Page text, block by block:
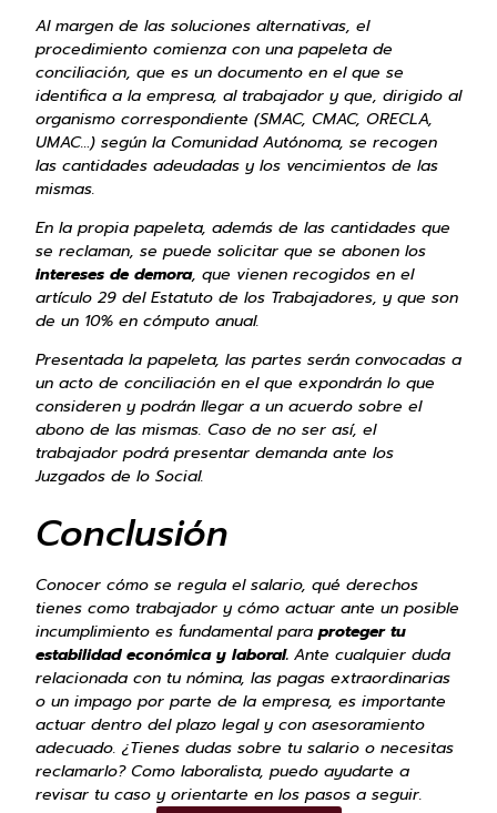
Al margen de las soluciones alternativas, el
procedimiento comienza con una papeleta de
conciliación, que es un documento en el que se
identifica a la empresa, al trabajador y que, dirigido al
organismo correspondiente (SMAC, CMAC, ORECLA,
UMAC…) según la Comunidad Autónoma, se recogen
las cantidades adeudadas y los vencimientos de las
mismas.
En la propia papeleta, además de las cantidades que
se reclaman, se puede solicitar que se abonen los
intereses de demora, que vienen recogidos en el
artículo 29 del Estatuto de los Trabajadores, y que son
de un 10% en cómputo anual.
Presentada la papeleta, las partes serán convocadas a
un acto de conciliación en el que expondrán lo que
consideren y podrán llegar a un acuerdo sobre el
abono de las mismas. Caso de no ser así, el
trabajador podrá presentar demanda ante los
Juzgados de lo Social.
Conclusión
Conocer cómo se regula el salario, qué derechos
tienes como trabajador y cómo actuar ante un posible
incumplimiento es fundamental paraproteger tu
estabilidad económica y laboral. Ante cualquier duda
relacionada con tu nómina, las pagas extraordinarias
o un impago por parte de la empresa, es importante
actuar dentro del plazo legal y con asesoramiento
adecuado. ¿Tienes dudas sobre tu salario o necesitas
reclamarlo? Como laboralista, puedo ayudarte a
revisar tu caso y orientarte en los pasos a seguir.